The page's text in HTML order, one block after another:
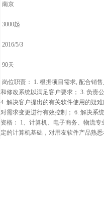
南京
3000起
2016/5/3
90天
岗位职责： 1. 根据项目需求, 配合销
和修改系统以满足客户要求； 3. 负责
4. 解决客户提出的有关软件使用的疑
对需求变更进行有效控制； 6. 解决系
资格： 1、计算机、电子商务、物流
定的计算机基础，对用友软件产品熟